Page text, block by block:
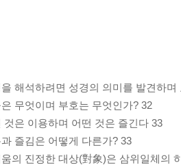
해석하려면 성경의 의미를 발견하
무엇이며 부호는 무엇인가? 32
것은 이용하며 어떤 것은 즐긴다 33
즐김은 어떻게 다른가? 33
의 진정한 대상(對象)은 삼위일체의